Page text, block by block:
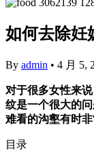
如何去除
By admin • 4 月 5,
对于很多女性来
纹是一个很大的
难看的沟壑有时非
目录